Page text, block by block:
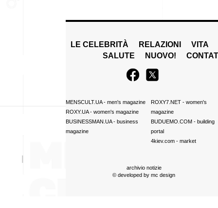
LE CELEBRITÀ RELAZIONI
VITA
SALUTE
NUOVO!
MENSCULT.UA- men's magazine
ROXY.UA- women's magazine
BUSINESSMAN.UA- business
magazine
ROXY7.NET- women's
magazine
BUDUEMO.COM- building
portal
4kiev.com- market
archivio notizie
© developed by mc design